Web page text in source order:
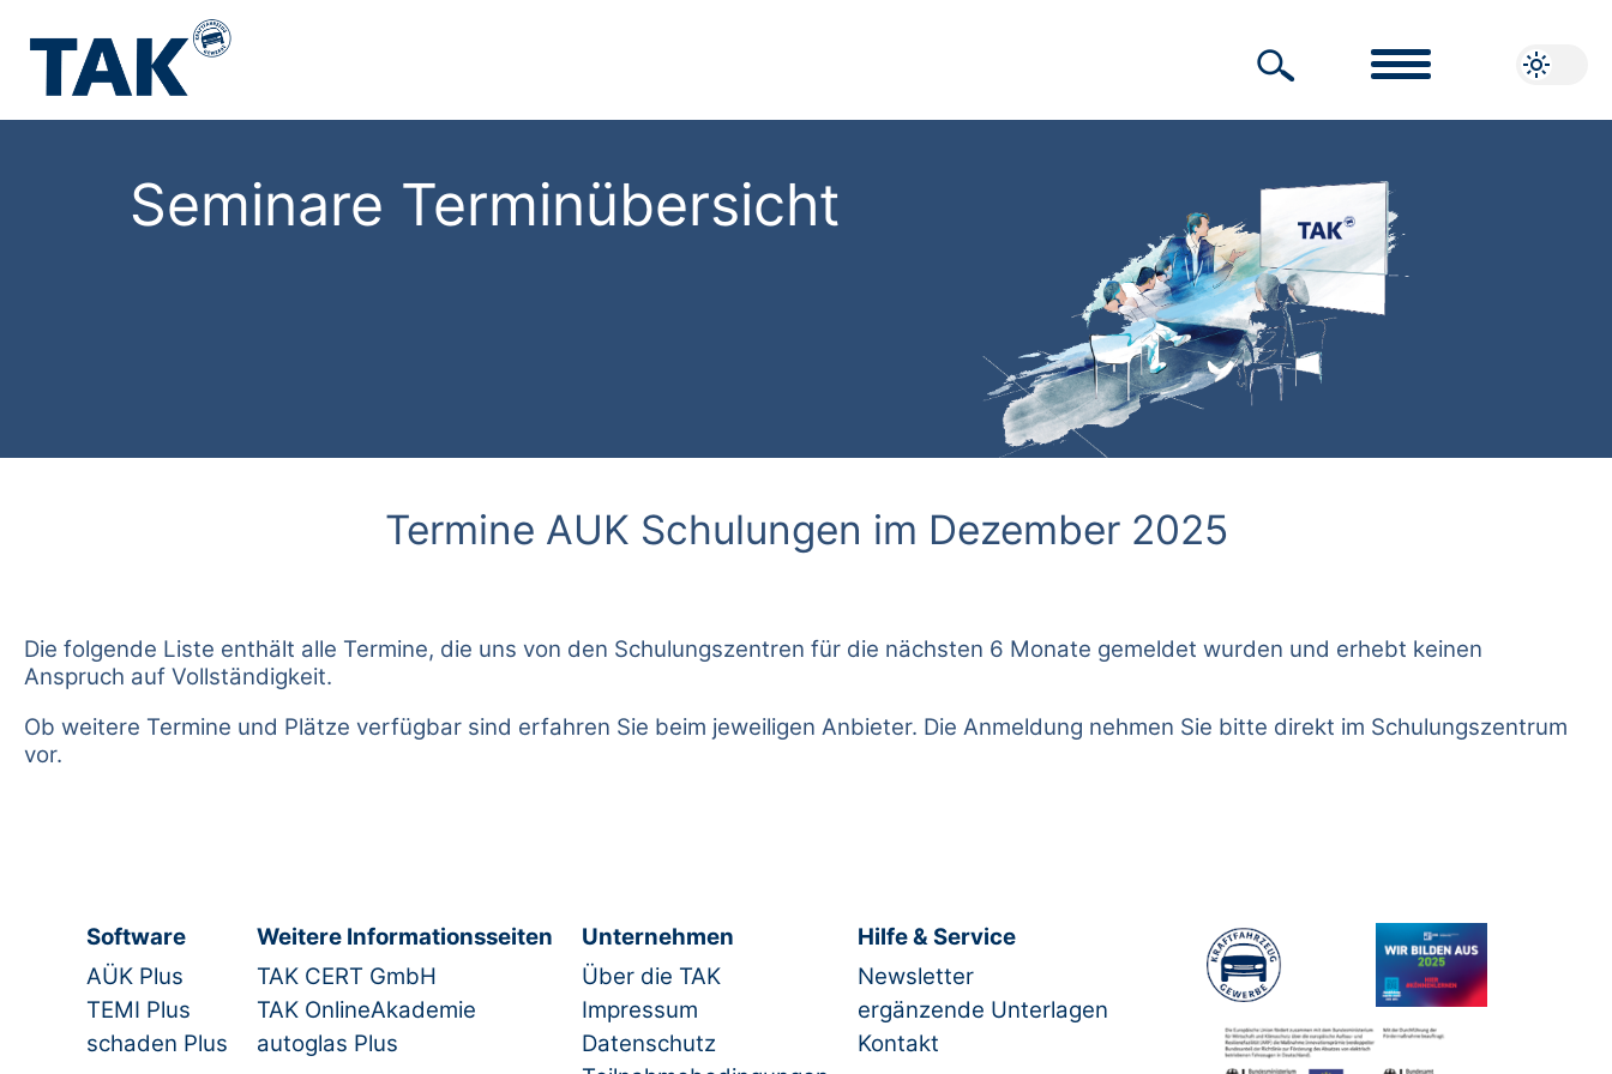
Seminare Terminübersicht
Termine AUK Schulungen im Dezember 2025
Die folgende Liste enthält alle Termine, die uns von den Schulungszentren für die nächsten 6 Monate gemeldet wurden und erhebt keinen
Anspruch auf Vollständigkeit.
Ob weitere Termine und Plätze verfügbar sind erfahren Sie beim jeweiligen Anbieter. Die Anmeldung nehmen Sie bitte direkt im Schulungszentrum
vor.
Software
AÜK Plus
TEMI Plus
schaden Plus
Weitere Informationsseiten
TAK CERT GmbH
TAK OnlineAkademie
autoglas Plus
Unternehmen
Über die TAK
Impressum
Datenschutz
Hilfe & Service
Newsletter
ergänzende Unterlagen
Kontakt